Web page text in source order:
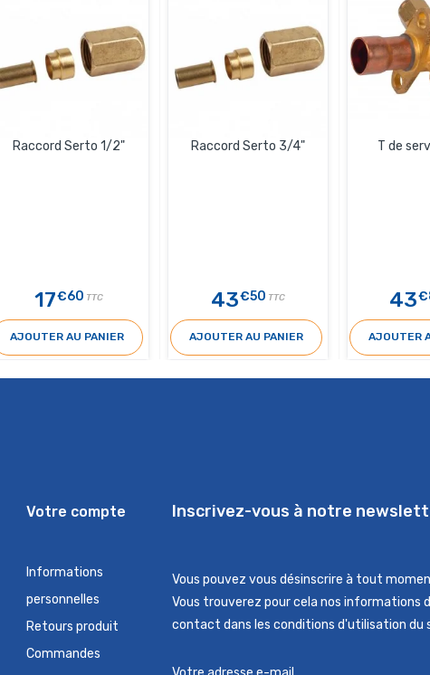
Raccord Serto 1/2"
17€60 TTC
AJOUTER AU PANIER
Raccord Serto 3/4"
43€50 TTC
AJOUTER AU PANIER
T de
43
AJOUTER
Votre compte
Informations
personnelles
Retours produit
Commandes
Inscrivez-vous à notre
Vous pouvez vous désinscrire à tout
Vous trouverez pour cela nos informations
contact dans les conditions d'utilisation du